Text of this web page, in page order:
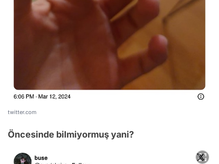
twitter.com
Öncesinde bilmiyormuş yani?